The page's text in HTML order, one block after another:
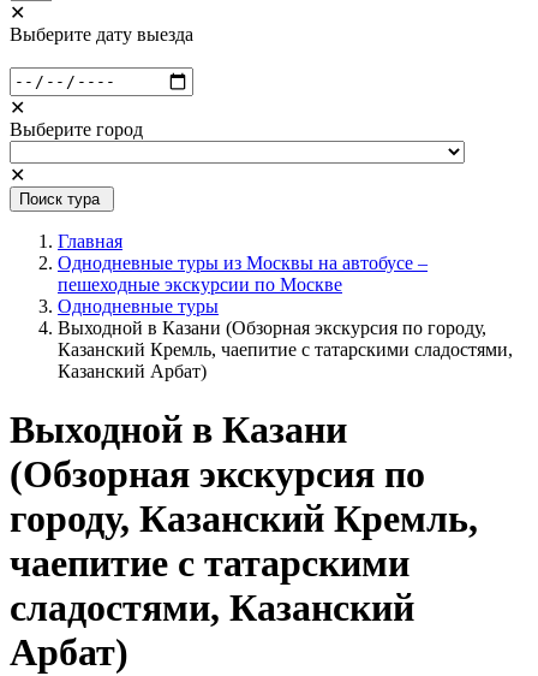
✕
Выберите дату выезда
✕
Выберите город
✕
Поиск тура
Главная
Однодневные туры из Москвы на автобусе –
пешеходные экскурсии по Москве
Однодневные туры
Выходной в Казани (Обзорная экскурсия по городу,
Казанский Кремль, чаепитие с татарскими сладостями,
Казанский Арбат)
Выходной в Казани
(Обзорная экскурсия по
городу, Казанский Кремль,
чаепитие с татарскими
сладостями, Казанский
Арбат)